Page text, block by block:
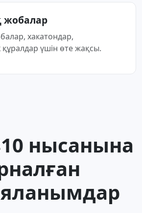
жобалар
хакатондар,
құралдар үшін өте жақсы.
нысанына